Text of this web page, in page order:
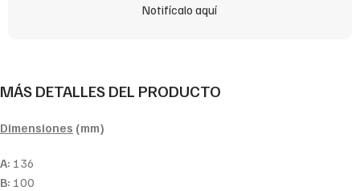
Notifícalo aquí
MÁS DETALLES DEL PRODUCTO
Dimensiones (mm)
A: 136
B: 100